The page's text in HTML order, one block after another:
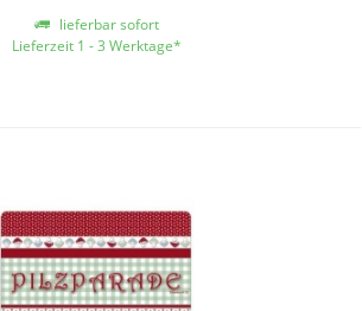
lieferbar sofort
Lieferzeit 1 - 3 Werktage*